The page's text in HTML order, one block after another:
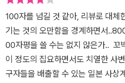
히 알아보고 있다. “한 인간이 태어
사회 안에서 주체가 되어가는지를
르장드르를 가로지르며 분석해나간
필연성, 전체성을 보장하는 것은
영원'이라는 개념을 통해 이야기하
100자를 넘길 것 같아, 리뷰로 대체
기는 것의 오만함을 경계하면서
00자평을 쓸 수는 없지 않은가.. 꼬
이 정도의 집요하면서도 치열한 사
구자들을 배출할 수 있는 일본 사상